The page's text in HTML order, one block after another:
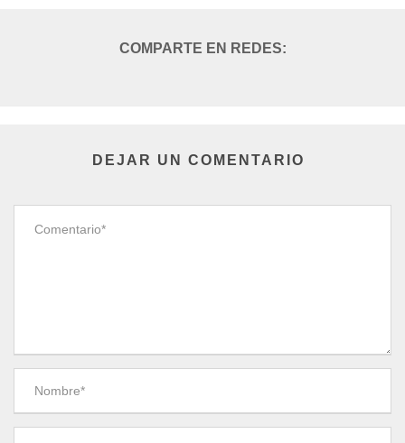
DEJAR UN COMENTARIO